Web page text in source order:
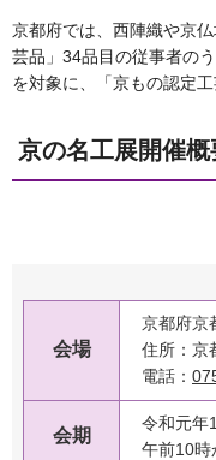
京都府では、西陣織や京
芸品」34品目の従事者の
を対象に、「京もの認定
京の名工展開催概
会場
京都府京
住所：京
電話：
会期
令和元年
午前10時